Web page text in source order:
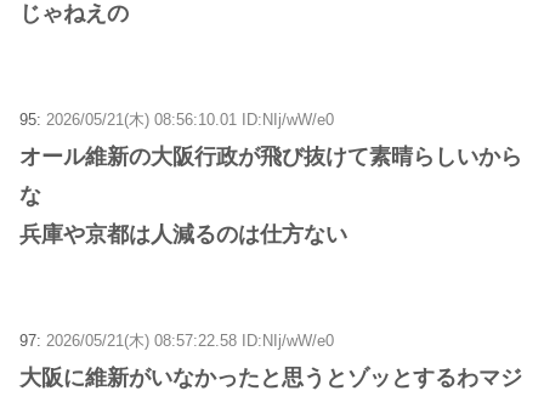
じゃねえの
95: 2026/05/21(木) 08:56:10.01 ID:NIj/wW/e0
オール維新の大阪行政が飛び抜けて素晴らしいから
な
兵庫や京都は人減るのは仕方ない
97: 2026/05/21(木) 08:57:22.58 ID:NIj/wW/e0
大阪に維新がいなかったと思うとゾッとするわマジ